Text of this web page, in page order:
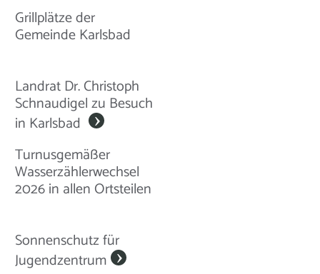
Grillplätze der
Gemeinde Karlsbad
Landrat Dr. Christoph
Schnaudigel zu Besuch
in Karlsbad
Turnusgemäßer
Wasserzählerwechsel
2026 in allen Ortsteilen
Sonnenschutz für
Jugendzentrum